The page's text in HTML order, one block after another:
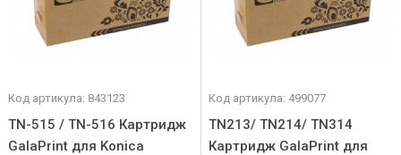
Код артикула: 843123
TN-515 / TN-516 Картридж
GalaPrint для Konica
Код артикула: 499077
TN213/ TN214/ TN314
Картридж GalaPrint для